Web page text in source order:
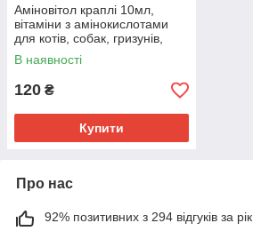
Аміновітол краплі 10мл,
вітаміни з амінокислотами
для котів, собак, гризунів,
папуг, канарок.
В наявності
120 ₴
Купити
Про нас
92% позитивних з 294 відгуків за рік